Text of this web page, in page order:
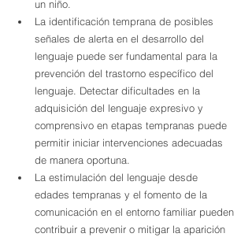
un niño.
La identificación temprana de posibles
señales de alerta en el desarrollo del
lenguaje puede ser fundamental para la
prevención del trastorno específico del
lenguaje. Detectar dificultades en la
adquisición del lenguaje expresivo y
comprensivo en etapas tempranas puede
permitir iniciar intervenciones adecuadas
de manera oportuna.
La estimulación del lenguaje desde
edades tempranas y el fomento de la
comunicación en el entorno familiar pueden
contribuir a prevenir o mitigar la aparición